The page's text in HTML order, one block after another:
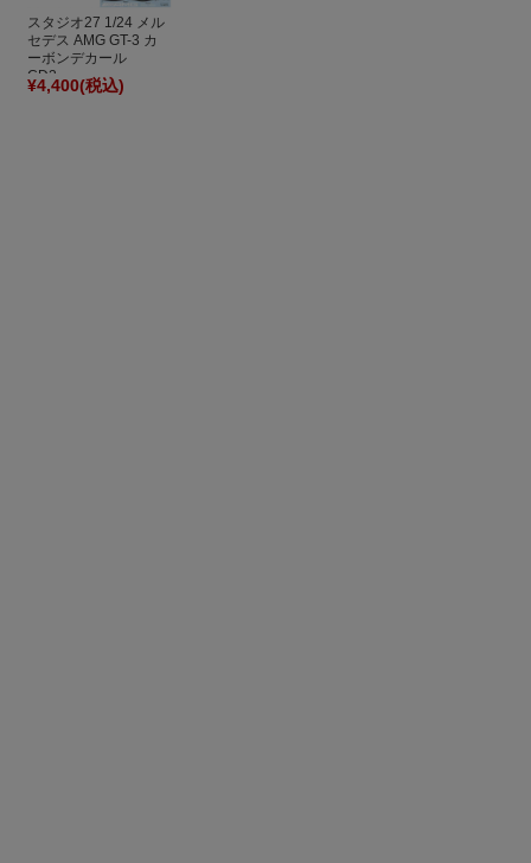
スタジオ27 1/24 メル
セデス AMG GT-3 カ
ーボンデカール
CD2...
¥4,400(税込)